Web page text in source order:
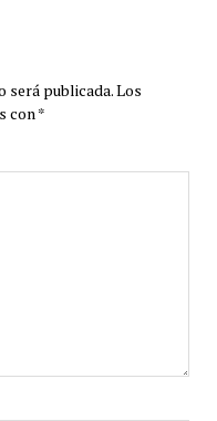
será publicada.Los
con*